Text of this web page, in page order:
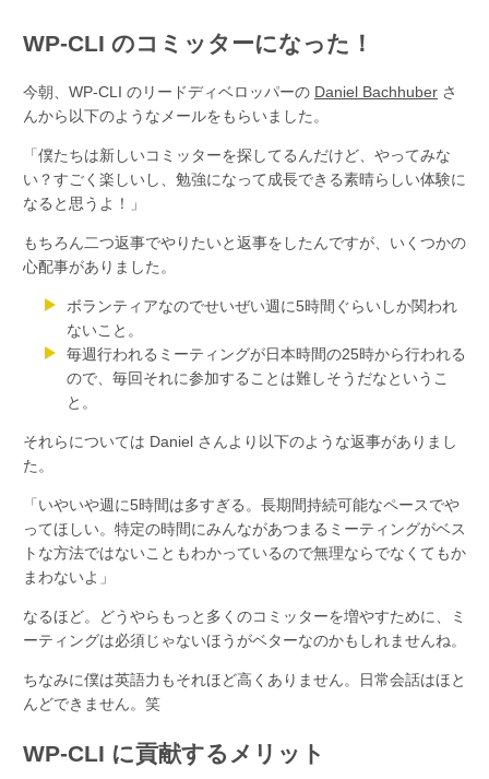
WP-CLI のコミッターになった！
今朝、WP-CLI のリードディベロッパーの Daniel Bachhuber さ
んから以下のようなメールをもらいました。
「僕たちは新しいコミッターを探してるんだけど、やってみな
い？すごく楽しいし、勉強になって成長できる素晴らしい体験に
なると思うよ！」
もちろん二つ返事でやりたいと返事をしたんですが、いくつかの
心配事がありました。
ボランティアなのでせいぜい週に5時間ぐらいしか関われ
ないこと。
毎週行われるミーティングが日本時間の25時から行われる
ので、毎回それに参加することは難しそうだなというこ
と。
それらについては Daniel さんより以下のような返事がありまし
た。
「いやいや週に5時間は多すぎる。長期間持続可能なペースでや
ってほしい。特定の時間にみんながあつまるミーティングがベス
トな方法ではないこともわかっているので無理ならでなくてもか
まわないよ」
なるほど。どうやらもっと多くのコミッターを増やすために、ミ
ーティングは必須じゃないほうがベターなのかもしれませんね。
ちなみに僕は英語力もそれほど高くありません。日常会話はほと
んどできません。笑
WP-CLI に貢献するメリット